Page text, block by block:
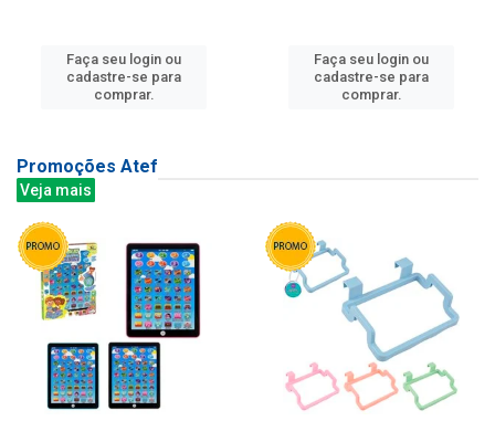
Faça seu login ou
cadastre-se para
comprar.
Faça seu login ou
cadastre-se para
comprar.
Promoções Atef
Veja mais